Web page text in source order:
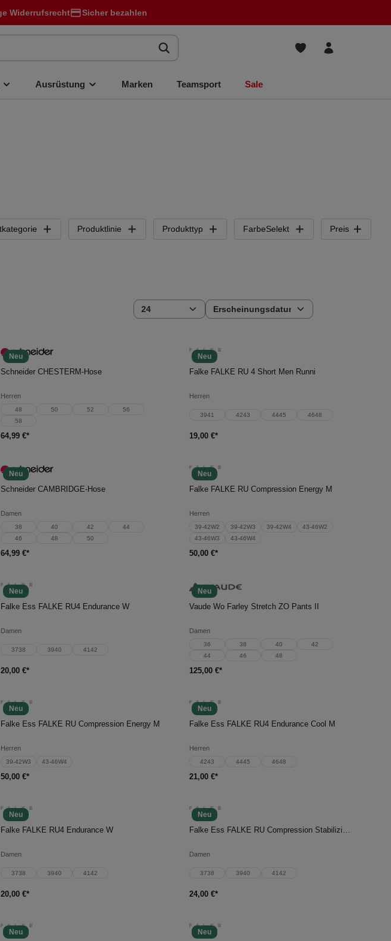
Widerrufsrecht Sicher bezahlen
Ausrüstung Marken Teamsport Sale
Produktlinie Produkttyp FarbeSelekt Preis
Neu
In den Warenkorb
Schneider CHESTERM-Hose
Herren
48 50 52
56
58
64,99 €*
Neu
In den Warenkorb
Falke FALKE RU 4 Short Men Runni
Herren
3941 4243 4445 4648
19,00 €*
Neu
In den Warenkorb
Schneider CAMBRIDGE-Hose
Damen
38 40 42
44
46
48 50
64,99 €*
Neu
In den Warenkorb
Falke FALKE RU Compression Energy M
Herren
39-42W2 39-42W3 39-42W4
43-46W2
43-46W3
43-46W4
50,00 €*
Neu
In den Warenkorb
Falke Ess FALKE RU4 Endurance W
Damen
3738 3940 4142
20,00 €*
Neu
In den Warenkorb
Vaude Wo Farley Stretch ZO Pants II
Damen
36 38 40
42
44
46 48
125,00 €*
Neu
In den Warenkorb
Falke Ess FALKE RU Compression Energy M
Herren
39-42W3 43-46W4
50,00 €*
Neu
In den Warenkorb
Falke Ess FALKE RU4 Endurance Cool M
Herren
4243 4445 4648
21,00 €*
Neu
In den Warenkorb
Falke FALKE RU4 Endurance W
Damen
3738 3940 4142
20,00 €*
Neu
In den Warenkorb
Damen
3738 3940 4142
24,00 €*
Neu
In den Warenkorb
Neu
In den Warenkorb